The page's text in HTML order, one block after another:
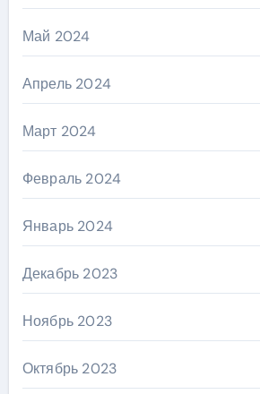
Май 2024
Апрель 2024
Март 2024
Февраль 2024
Январь 2024
Декабрь 2023
Ноябрь 2023
Октябрь 2023